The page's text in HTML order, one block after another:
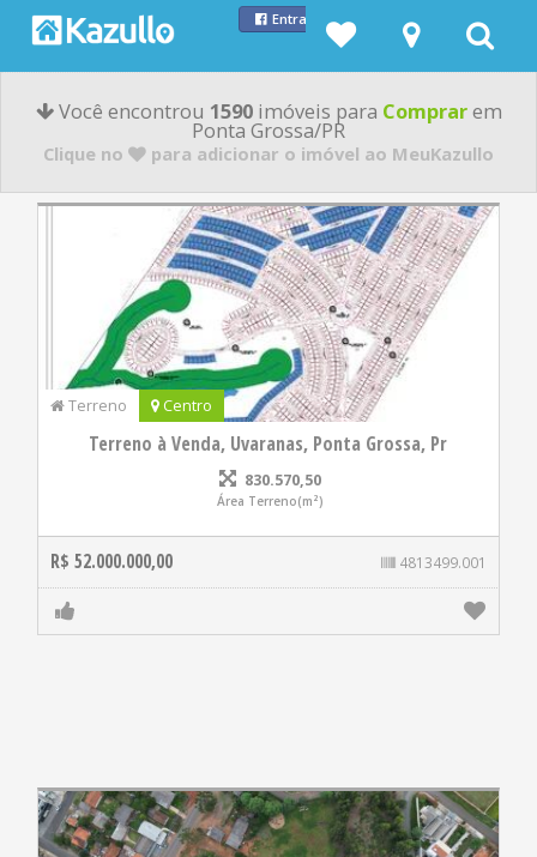
Entrar com Facebook
Você encontrou 1590imóveis para Comprarem
Ponta Grossa/PR
Clique no para adicionar o imóvel ao MeuKazullo
Terreno Centro
Terreno à Venda, Uvaranas, Ponta Grossa, Pr
830.570,50
Área Terreno(m²)
R$ 52.000.000,00 4813499.001